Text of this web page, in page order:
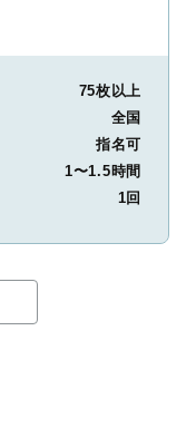
75枚以上
全国
指名可
1〜1.5時間
1回